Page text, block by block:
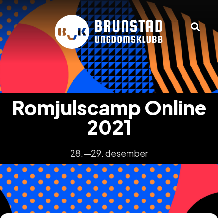
Romjulscamp Online
2021
28.—29. desember